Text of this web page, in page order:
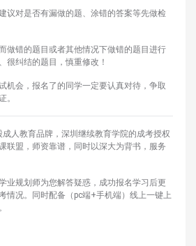
议对是否有漏做的题、涂错的答案等先做检
做错的题目或者其他情况下做错的题目进行
很纠结的题目，慎重修改！
机会，报名了的同学一定要认真对待，争取
。
人教育品牌，深圳继续教育学院的成考授权
联盟，师资靠谱，同时以深大为背书，服务
业规划师为您解答疑惑，成功报名学习后更
情况。同时配备（pc端+手机端）线上一键上